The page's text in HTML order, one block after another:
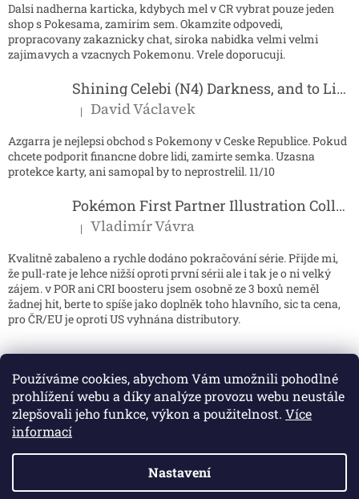
Používáme cookies, abychom Vám umožnili pohodlné
prohlížení webu a díky analýze provozu webu neustále
zlepšovali jeho funkce, výkon a použitelnost. Více
informací
Nastavení
Dalsi nadherna karticka, kdybych mel v CR vybrat pouze jeden
shop s Pokesama, zamirim sem. Okamzite odpovedi,
propracovany zakaznicky chat, siroka nabidka velmi velmi
zajimavych a vzacnych Pokemonu. Vrele doporucuji.
Shining Celebi (N4) Darkness, and to Light...
Hodnocení produktu je 5 z 5 hvězdiček.
| David Václavek
Azgarra je nejlepsi obchod s Pokemony v Ceske Republice. Pokud
chcete podporit financne dobre lidi, zamirte semka. Uzasna
protekce karty, ani samopal by to neprostrelil. 11/10
Pokémon First Partner Illustration Collection - Series 2
Hodnocení produktu je 5 z 5 hvězdiček.
| Vladimír Vávra
Kvalitně zabaleno a rychle dodáno pokračování série. Přijde mi,
že pull-rate je lehce nižší oproti první sérii ale i tak je o ni velký
zájem. v POR ani CRI boosteru jsem osobně ze 3 boxů neměl
žadnej hit, berte to spíše jako doplněk toho hlavního, sic ta cena,
pro ČR/EU je oproti US vyhnána distributory.
Vytvořil Shoptet